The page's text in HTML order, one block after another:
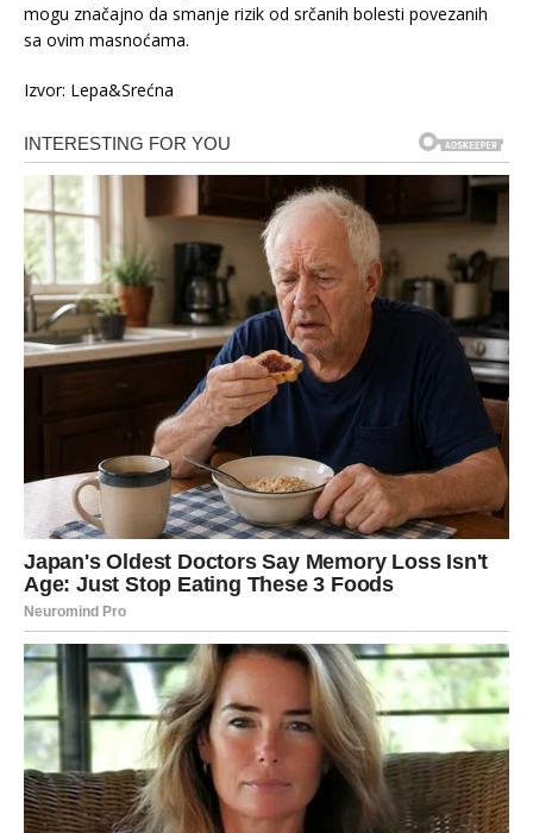
mogu značajno da smanje rizik od srčanih bolesti povezanih
sa ovim masnoćama.
Izvor: Lepa&Srećna